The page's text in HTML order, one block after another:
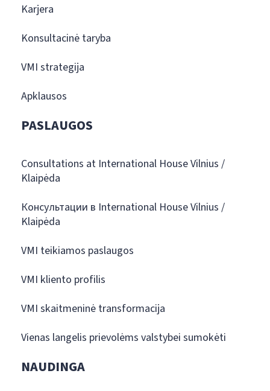
Karjera
Konsultacinė taryba
VMI strategija
Apklausos
PASLAUGOS
Consultations at International House Vilnius /
Klaipėda
Консультации в International House Vilnius /
Klaipėda
VMI teikiamos paslaugos
VMI kliento profilis
VMI skaitmeninė transformacija
Vienas langelis prievolėms valstybei sumokėti
NAUDINGA